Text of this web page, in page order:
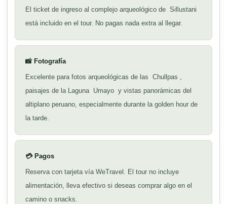
El ticket de ingreso al complejo arqueológico de Sillustani
está incluido en el tour. No pagas nada extra al llegar.
📸 Fotografía
Excelente para fotos arqueológicas de las Chullpas
paisajes de la Laguna Umayo y vistas panorámicas del
altiplano peruano, especialmente durante la golden hour de
la tarde.
💳 Pagos
Reserva con tarjeta vía WeTravel. El tour no incluye
alimentación, lleva efectivo si deseas comprar algo en el
camino o snacks.